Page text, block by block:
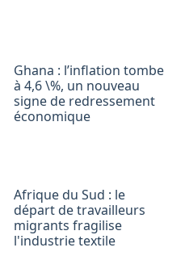
Ghana : l’inflation tombe
à 4,6 \%, un nouveau
signe de redressement
économique
Afrique du Sud : le
départ de travailleurs
migrants fragilise
l'industrie textile